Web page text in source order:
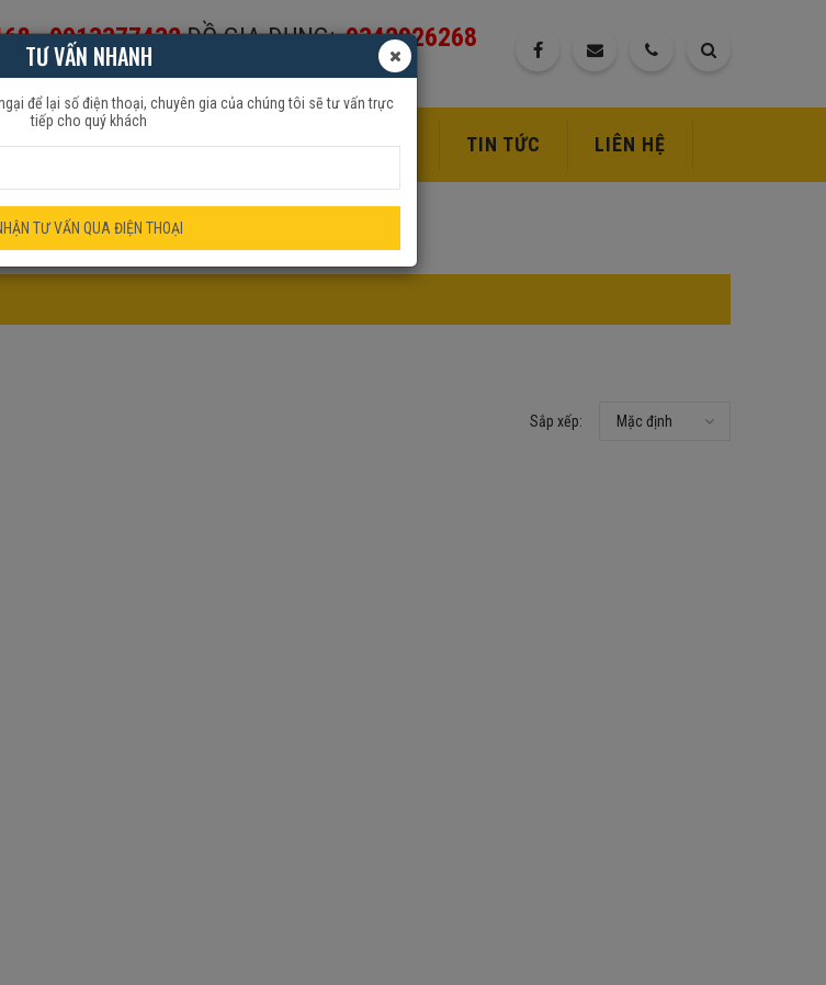
-0913377432ĐỒ GIA DỤNG: 0342926268
GIA DỤNG KHUYẾN MÃI DỊCH VỤ TIN TỨC LIÊN HỆ
Sắp xếp: Mặc định
TƯ VẤN NHANH
để lại số điện thoại, chuyên gia của chúng tôi sẽ tư vấn trực
tiếp cho quý khách
TƯ VẤN QUA ĐIỆN THOẠI